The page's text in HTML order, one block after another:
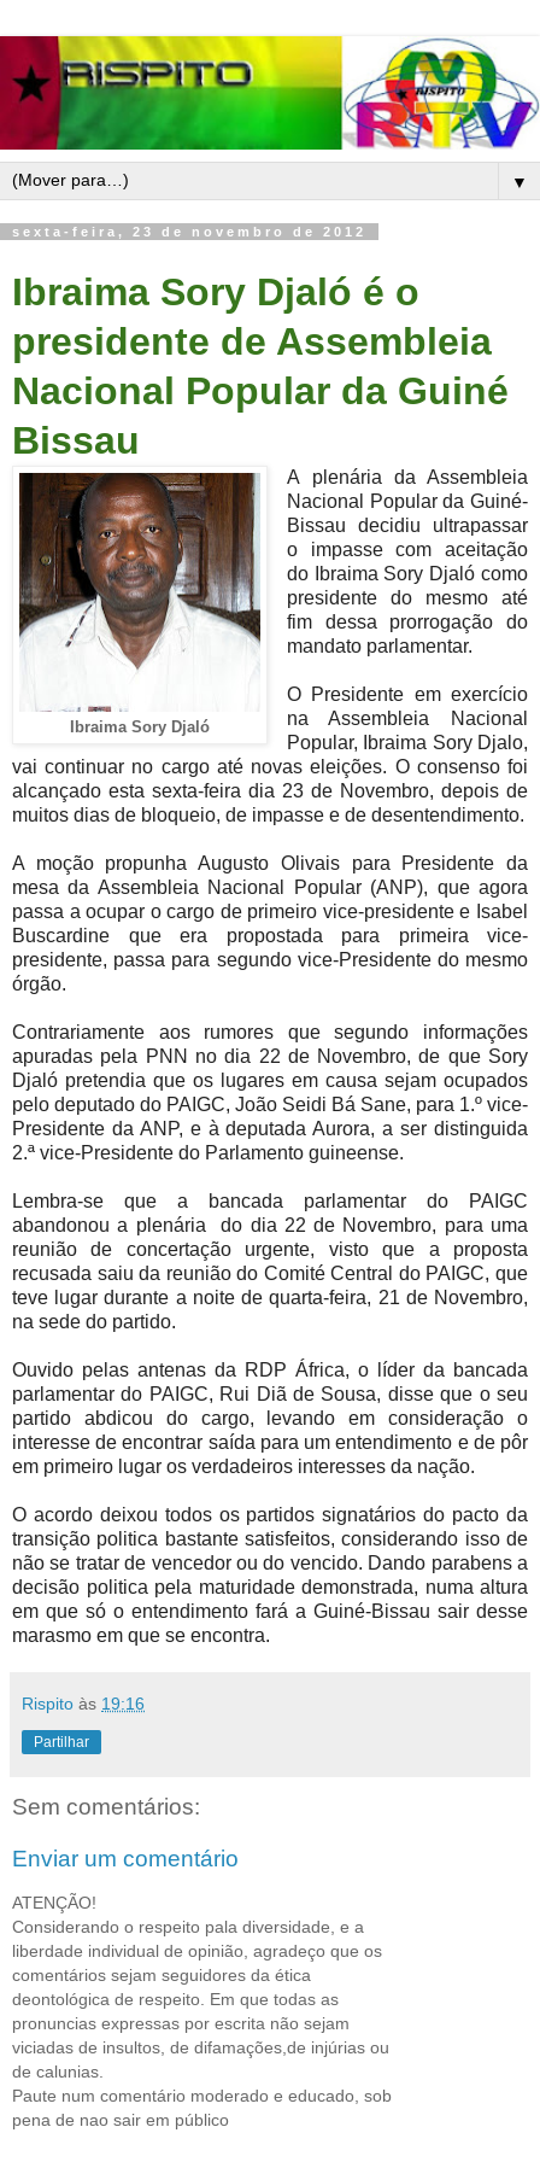
▼
sexta-feira, 23 de novembro de 2012
Ibraima Sory Djaló é o
presidente de Assembleia
Nacional Popular da Guiné
Bissau
Ibraima Sory Djaló
A plenária da Assembleia
Nacional Popular da Guiné-
Bissau decidiu ultrapassar
o impasse com aceitação
do Ibraima Sory Djaló como
presidente do mesmo até
fim dessa prorrogação do
mandato parlamentar.
O Presidente em exercício
na Assembleia Nacional
Popular, Ibraima Sory Djalo,
vai continuar no cargo até novas eleições. O consenso foi
alcançado esta sexta-feira dia 23 de Novembro, depois de
muitos dias de bloqueio, de impasse e de desentendimento.
A moção propunha Augusto Olivais para Presidente da
mesa da Assembleia Nacional Popular (ANP), que agora
passa a ocupar o cargo de primeiro vice-presidente e Isabel
Buscardine que era propostada para primeira vice-
presidente, passa para segundo vice-Presidente do mesmo
órgão.
Contrariamente aos rumores que segundo informações
apuradas pela PNN no dia 22 de Novembro, de que Sory
Djaló pretendia que os lugares em causa sejam ocupados
pelo deputado do PAIGC, João Seidi Bá Sane, para 1.º vice-
Presidente da ANP, e à deputada Aurora, a ser distinguida
2.ª vice-Presidente do Parlamento guineense.
Lembra-se que a bancada parlamentar do PAIGC
abandonou a plenária do dia 22 de Novembro, para uma
reunião de concertação urgente, visto que a proposta
recusada saiu da reunião do Comité Central do PAIGC, que
teve lugar durante a noite de quarta-feira, 21 de Novembro,
na sede do partido.
Ouvido pelas antenas da RDP África, o líder da bancada
parlamentar do PAIGC, Rui Diã de Sousa, disse que o seu
partido abdicou do cargo, levando em consideração o
interesse de encontrar saída para um entendimento e de pôr
em primeiro lugar os verdadeiros interesses da nação.
O acordo deixou todos os partidos signatários do pacto da
transição politica bastante satisfeitos, considerando isso de
não se tratar de vencedor ou do vencido. Dando parabens a
decisão politica pela maturidade demonstrada, numa altura
em que só o entendimento fará a Guiné-Bissau sair desse
marasmo em que se encontra.
Rispito às 19:16
Partilhar
Sem comentários:
Enviar um comentário
ATENÇÃO!
Considerando o respeito pala diversidade, e a
liberdade individual de opinião, agradeço que os
comentários sejam seguidores da ética
deontológica de respeito. Em que todas as
pronuncias expressas por escrita não sejam
viciadas de insultos, de difamações,de injúrias ou
de calunias.
Paute num comentário moderado e educado, sob
pena de nao sair em público